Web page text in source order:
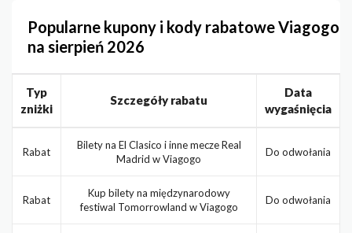
Popularne kupony i kody rabatowe Viagogo
na sierpień 2026
Typ
zniżki
Szczegóły rabatu
Data
wygaśnięcia
Rabat
Bilety na El Clasico i inne mecze Real
Madrid w Viagogo
Do odwołania
Rabat
Kup bilety na międzynarodowy
festiwal Tomorrowland w Viagogo
Do odwołania